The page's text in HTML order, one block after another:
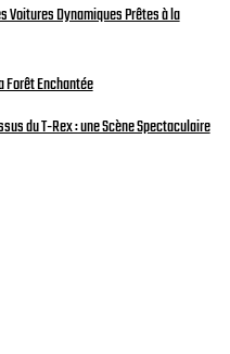
Voitures Dynamiques Prêtes à la
Forêt Enchantée
du T-Rex : une Scène Spectaculaire